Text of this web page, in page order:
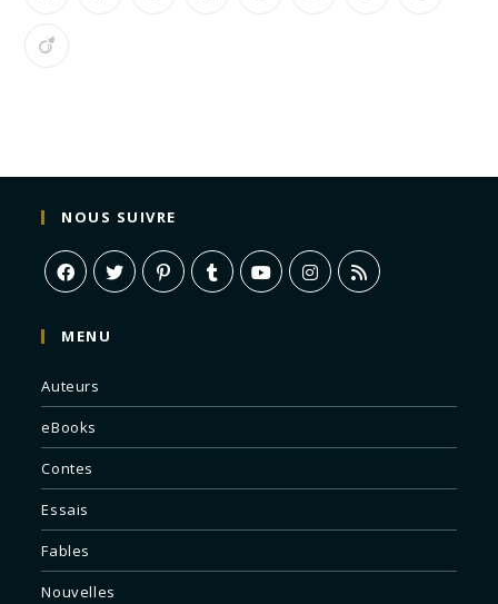
NOUS SUIVRE
MENU
Auteurs
eBooks
Contes
Essais
Fables
Nouvelles